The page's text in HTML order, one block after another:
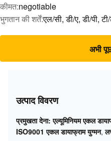
कीमत:negotiable
भुगतान की शर्तें:एल/सी, डी/ए, डी/पी,
अभी
उत्पाद विवरण
प्रमुखता देना: एल्यूमिनियम एकल
ISO9001 एकल डायाफ्राम युग्मन,